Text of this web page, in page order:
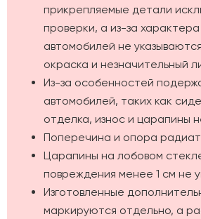
прикрепляемые детали
проверки, а из-за
автомобилей не
окраска и незначительный
Из-за особенностей
автомобилей, таких как
отделка, износ и царапины
Поперечина и опора
Царапины на лобовом
повреждения менее 1 см не
Изготовленные
маркируются отдельно, а